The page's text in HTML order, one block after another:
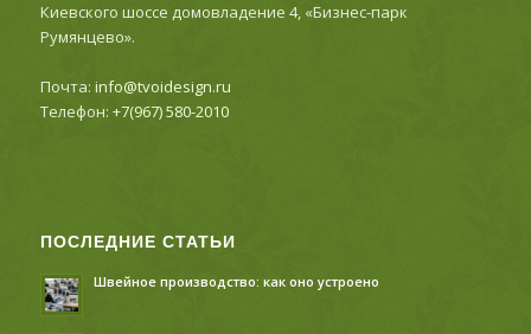
Киевского шоссе домовладение 4, «Бизнес-парк
Румянцево».
Почта: info@tvoidesign.ru
Телефон: +7(967) 580-2010
ПОСЛЕДНИЕ СТАТЬИ
Швейное производство: как оно устроено